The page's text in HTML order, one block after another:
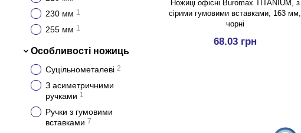
Ножицi офісні Buromax TITANIUM, з
сірими гумовими вставками, 163 мм,
чорні
68.03 грн
230 мм 1
255 мм 1
Особливості ножиць
Суцільнометалеві 2
З асиметричними
ручками 1
Ручки з гумовими
вставками 7